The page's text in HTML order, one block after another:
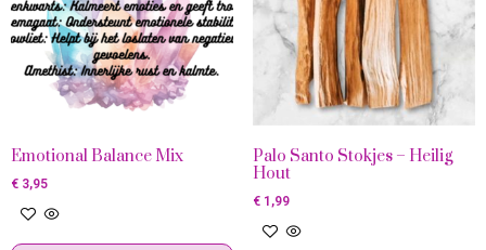
Emotional Balance Mix
€ 3,95
Palo Santo Stokjes – Heilig
Hout
€1,99